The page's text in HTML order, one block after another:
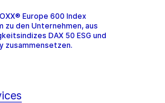
Europe 600 Index
den Unternehmen, aus
DAX 50 ESG und
zusammensetzen.